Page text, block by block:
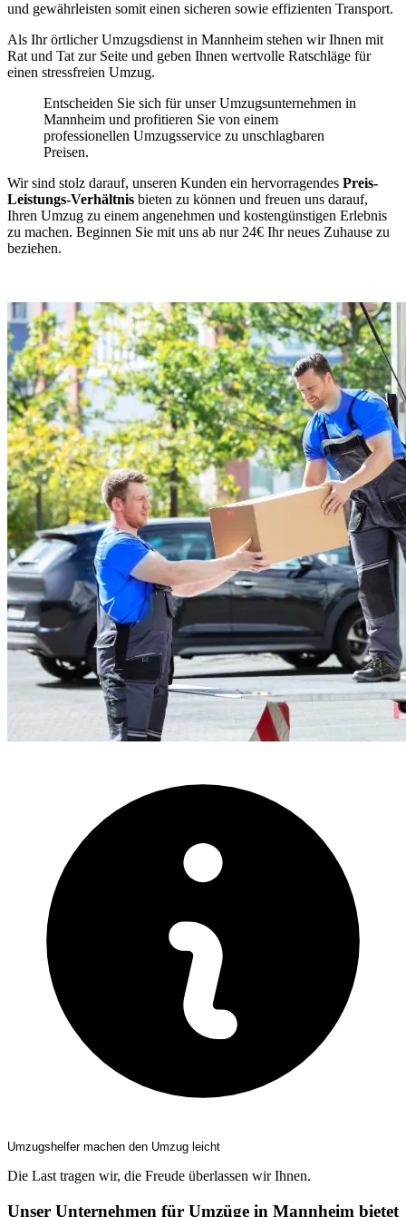
und gewährleisten somit einen sicheren sowie effizienten Transport.
Als Ihr örtlicher Umzugsdienst in Mannheim stehen wir Ihnen mit
Rat und Tat zur Seite und geben Ihnen wertvolle Ratschläge für
einen stressfreien Umzug.
Entscheiden Sie sich für unser Umzugsunternehmen in
Mannheim und profitieren Sie von einem
professionellen Umzugsservice zu unschlagbaren
Preisen.
Wir sind stolz darauf, unseren Kunden ein hervorragendes Preis-
Leistungs-Verhältnis bieten zu können und freuen uns darauf,
Ihren Umzug zu einem angenehmen und kostengünstigen Erlebnis
zu machen. Beginnen Sie mit uns ab nur 24€ Ihr neues Zuhause zu
beziehen.
Umzugshelfer machen den Umzug leicht
Die Last tragen wir, die Freude überlassen wir Ihnen.
Unser Unternehmen für Umzüge in Mannheim bietet